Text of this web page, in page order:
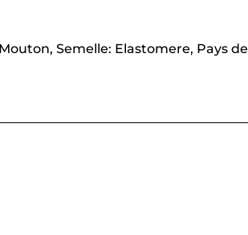
Semelle: Elastomere, Pays de